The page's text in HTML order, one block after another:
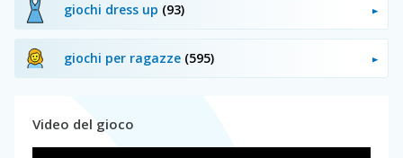
giochi dress up (93)
giochi per ragazze (595)
Video del gioco